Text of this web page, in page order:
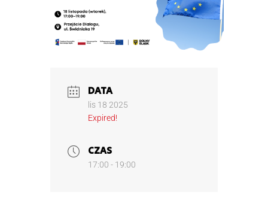
DATA
lis 18 2025
Expired!
CZAS
17:00 - 19:00